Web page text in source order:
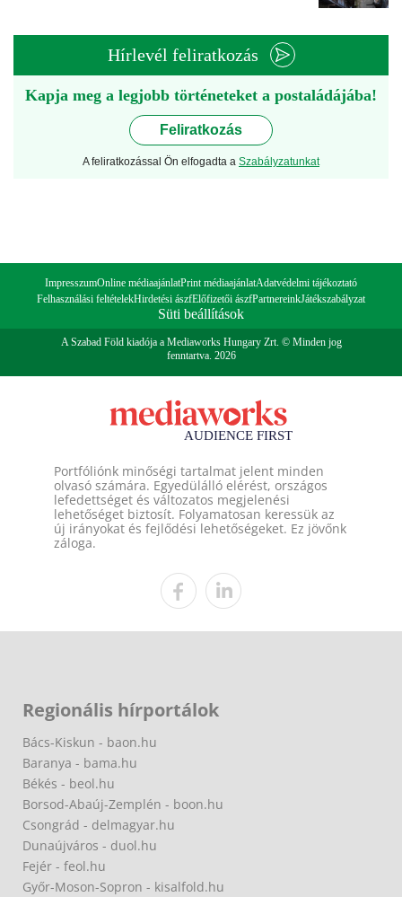
Hírlevél feliratkozás
Kapja meg a legjobb történeteket a postaládájába!
Feliratkozás
A feliratkozással Ön elfogadta a Szabályzatunkat
ImpresszumOnline médiaajánlatPrint médiaajánlatAdatvédelmi tájékoztató
Felhasználási feltételekHirdetési ászfElőfizetői ászfPartnereinkJátékszabályzat
Süti beállítások
A Szabad Föld kiadója a Mediaworks Hungary Zrt. © Minden jog
fenntartva. 2026
Portfóliónk minőségi tartalmat jelent minden
olvasó számára. Egyedülálló elérést, országos
lefedettséget és változatos megjelenési
lehetőséget biztosít. Folyamatosan keressük az
új irányokat és fejlődési lehetőségeket. Ez jövőnk
záloga.
Regionális hírportálok
Bács-Kiskun - baon.hu
Baranya - bama.hu
Békés - beol.hu
Borsod-Abaúj-Zemplén - boon.hu
Csongrád - delmagyar.hu
Dunaújváros - duol.hu
Fejér - feol.hu
Győr-Moson-Sopron - kisalfold.hu